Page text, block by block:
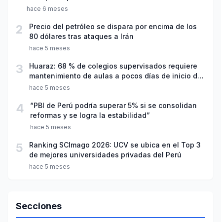
hace 6 meses
2
Precio del petróleo se dispara por encima de los
80 dólares tras ataques a Irán
hace 5 meses
3
Huaraz: 68 % de colegios supervisados requiere
mantenimiento de aulas a pocos días de inicio del
año escolar 2026
hace 5 meses
4
“PBI de Perú podría superar 5% si se consolidan
reformas y se logra la estabilidad”
hace 5 meses
5
Ranking SCImago 2026: UCV se ubica en el Top 3
de mejores universidades privadas del Perú
hace 5 meses
Secciones